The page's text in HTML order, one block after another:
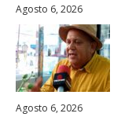
Agosto 6, 2026
Agosto 6, 2026